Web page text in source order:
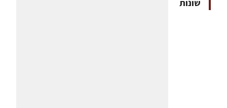
שונות